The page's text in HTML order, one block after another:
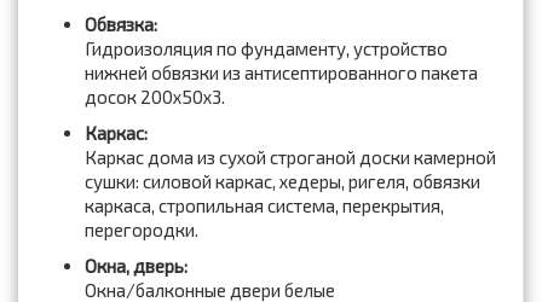
Обвязка:
Гидроизоляция по фундаменту, устройство
нижней обвязки из антисептированного пакета
досок 200x50x3.
Каркас:
Каркас дома из сухой строганой доски камерной
сушки: силовой каркас, хедеры, ригеля, обвязки
каркаса, стропильная система, перекрытия,
перегородки.
Окна, дверь:
Окна/балконные двери белые